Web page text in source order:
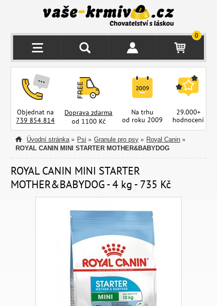
0
Objednat na
739 854 814
Doprava zdarma
od 1100 Kč
Na trhu
od roku 2009
29.000+
hodnocení
Úvodní stránka » Psi » Granule pro psy » Royal Canin »
ROYAL CANIN MINI STARTER MOTHER&BABYDOG
ROYAL CANIN MINI STARTER
MOTHER&BABYDOG - 4 kg - 735 Kč